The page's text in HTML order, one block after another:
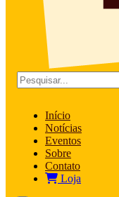
Início
Notícias
Eventos
Sobre
Contato
Loja